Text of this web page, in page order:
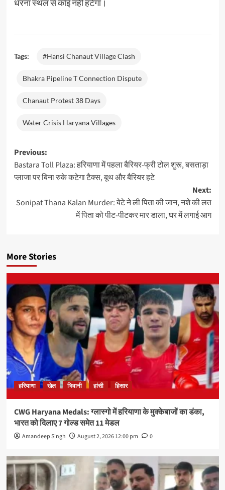
धरना स्थल से कोई नहीं हटेगा।
Tags: #Hansi Chanaut Village Clash
Bhakra Pipeline T Connection Dispute
Chanaut Protest 38 Days
Water Crisis Haryana Villages
Post
navigation
Previous:
Bastara Toll Plaza: हरियाणा में पहला बैरियर-फ्री टोल शुरू, बसताड़ा
प्लाजा पर बिना रुके कटेगा टैक्स, बूथ और बैरियर हटे
Next:
Sonipat Thana Kalan Murder: बेटे ने ली पिता की जान, नशे की लत
में पिता को पीट-पीटकर मार डाला, घर में लगाई आग
More Stories
हरियाणा खेल भिवानी हांसी हिसार
CWG Haryana Medals: ग्लास्गो में हरियाणा के मुक्केबाजों का डंका,
भारत को दिलाए 7 गोल्ड समेत 11 मेडल
Amandeep Singh August 2, 2026 12:00 pm 0